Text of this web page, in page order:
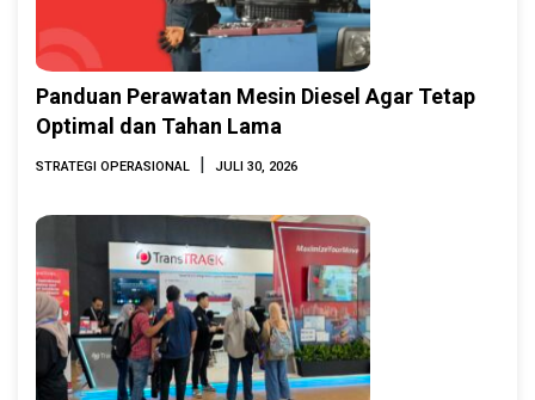
Panduan Perawatan Mesin Diesel Agar Tetap
Optimal dan Tahan Lama
STRATEGI OPERASIONAL | JULI 30, 2026